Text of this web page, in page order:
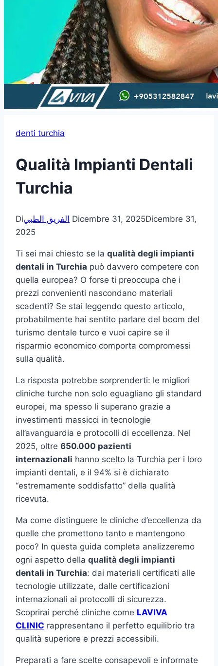
denti turchia
Qualità Impianti Dentali
Turchia
Diالفريق الطبي Dicembre 31, 2025Dicembre 31,
2025
Ti sei mai chiesto se la qualità degli impianti
dentali in Turchia può davvero competere con
quella europea? O forse ti preoccupa che i
prezzi convenienti nascondano materiali
scadenti? Se stai leggendo questo articolo,
probabilmente hai sentito parlare del boom del
turismo dentale turco e vuoi capire se il
risparmio economico comporta compromessi
sulla qualità.
La risposta potrebbe sorprenderti: le migliori
cliniche turche non solo eguagliano gli standard
europei, ma spesso li superano grazie a
investimenti massicci in tecnologie
all’avanguardia e protocolli di eccellenza. Nel
2025, oltre 650.000 pazienti
internazionali hanno scelto la Turchia per i loro
impianti dentali, e il 94% si è dichiarato
“estremamente soddisfatto” della qualità
ricevuta.
Ma come distinguere le cliniche d’eccellenza da
quelle che promettono tanto e mantengono
poco? In questa guida completa analizzeremo
ogni aspetto della qualità degli impianti
dentali in Turchia: dai materiali certificati alle
tecnologie utilizzate, dalle certificazioni
internazionali ai protocolli di sicurezza.
Scoprirai perché cliniche come LAVIVA
CLINIC rappresentano il perfetto equilibrio tra
qualità superiore e prezzi accessibili.
Preparati a fare scelte consapevoli e informate